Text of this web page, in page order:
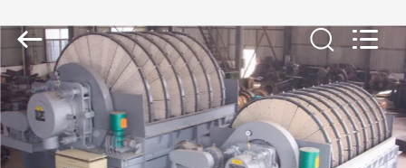
MAISON
PRODUITS
Industries
CO.,LTD.
Rights
Reserved.